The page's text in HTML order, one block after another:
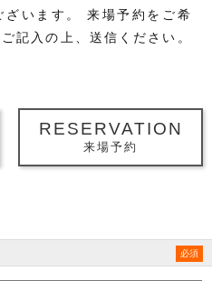
います。
来場予約をご希
記入の上、送信ください。
RESERVATION
来場予約